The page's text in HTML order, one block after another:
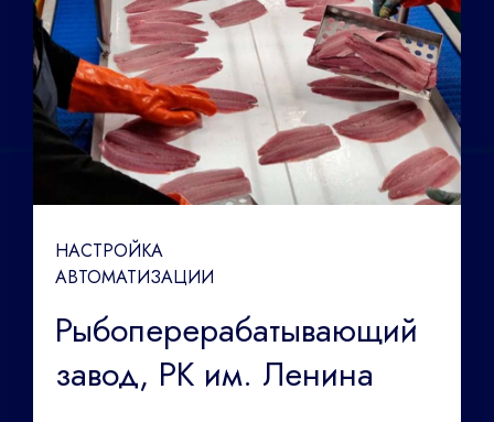
НАСТРОЙКА
АВТОМАТИЗАЦИИ
Рыбоперерабатывающий
завод, РК им. Ленина